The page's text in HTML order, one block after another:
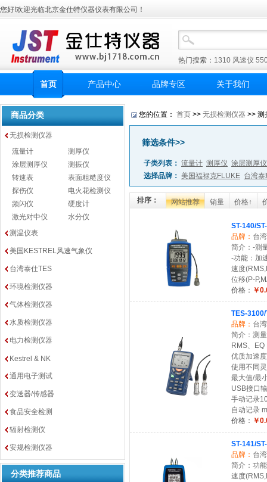
您好!欢迎光临北京金仕特仪器仪表有限公司！
热门搜索： 1310 风速仪
首页 产品中心 品牌专区 关于我们
商品分类
无损检测仪器
流量计
测厚仪
涂层测厚仪
测振仪
转速表
表面粗糙度仪
探伤仪
电火花检测仪
频闪仪
硬度计
激光对中仪
水分仪
测温仪表
美国KESTREL风速气象仪
台湾泰仕TES
环境检测仪器
气体检测仪器
水质检测仪器
电力检测仪器
Kestrel & NK
通用电子测试
变送器/传感器
食品安全检测
辐射检测仪
安规检测仪器
分类推荐商品
您的位置： 首页 >> 无损检测仪器 >> 测
筛选条件>>
子类列表： 流量计 测厚仪 涂层测厚仪
选择品牌： 美国福禄克FLUKE 台湾
排序： 网站推荐 销量 价格↑
ST-140/
品牌： 台
简介：-測
-功能：加
速度
位移(P-
价格： ￥
TES-
品牌： 台
简介：测
RMS、
优质加速
使用不同
最大值/最
USB接口
手动记录
自动记录
价格： ￥
ST-141/
品牌： 台
简介：功
速度